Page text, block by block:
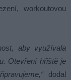
workoutovou
aby využívala
Otevření hřiště je
dodal